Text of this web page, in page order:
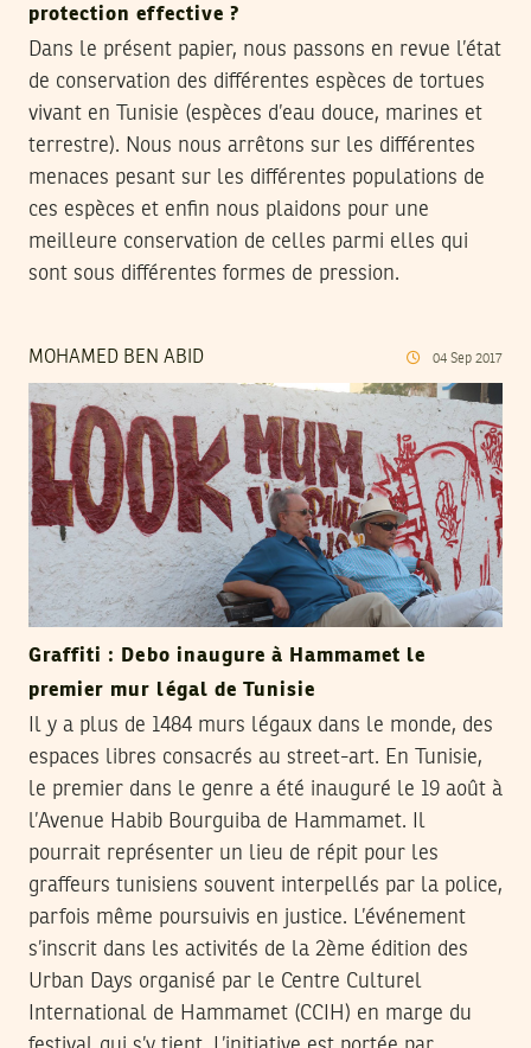
protection effective ?
Dans le présent papier, nous passons en revue l’état
de conservation des différentes espèces de tortues
vivant en Tunisie (espèces d’eau douce, marines et
terrestre). Nous nous arrêtons sur les différentes
menaces pesant sur les différentes populations de
ces espèces et enfin nous plaidons pour une
meilleure conservation de celles parmi elles qui
sont sous différentes formes de pression.
MOHAMED BEN ABID 04 Sep 2017
Graffiti : Debo inaugure à Hammamet le
premier mur légal de Tunisie
Il y a plus de 1484 murs légaux dans le monde, des
espaces libres consacrés au street-art. En Tunisie,
le premier dans le genre a été inauguré le 19 août à
l’Avenue Habib Bourguiba de Hammamet. Il
pourrait représenter un lieu de répit pour les
graffeurs tunisiens souvent interpellés par la police,
parfois même poursuivis en justice. L’événement
s’inscrit dans les activités de la 2ème édition des
Urban Days organisé par le Centre Culturel
International de Hammamet (CCIH) en marge du